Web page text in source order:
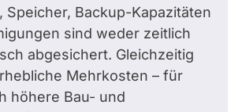
Speicher, Backup-Kapazitäten
sind weder zeitlich
abgesichert. Gleichzeitig
Mehrkosten – für
höhere Bau- und